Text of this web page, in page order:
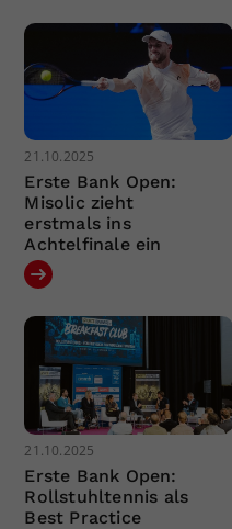
21.10.2025
Erste Bank Open:
Misolic zieht
erstmals ins
Achtelfinale ein
21.10.2025
Erste Bank Open:
Rollstuhltennis als
Best Practice